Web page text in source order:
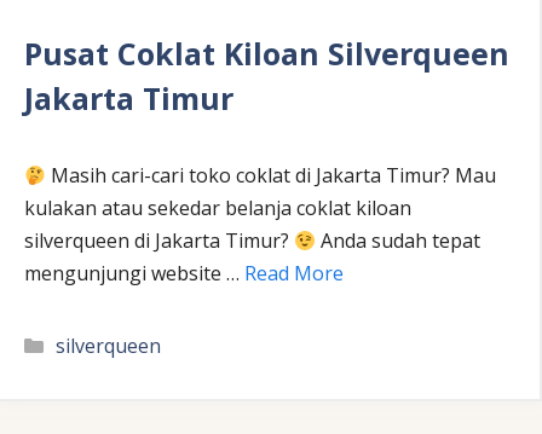
Pusat Coklat Kiloan Silverqueen
Jakarta Timur
Masih cari-cari toko coklat di Jakarta Timur? Mau
kulakan atau sekedar belanja coklat kiloan
silverqueen di Jakarta Timur?
Anda sudah tepat
mengunjungi website … Read More
Kategori
silverqueen